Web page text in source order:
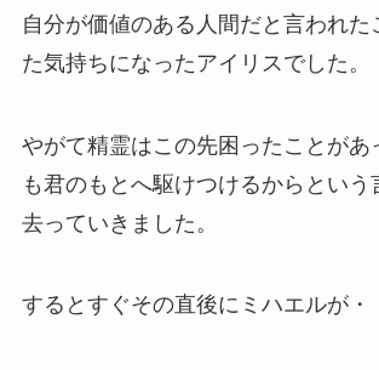
自分が価値のある人間だと言われた
た気持ちになったアイリスでした。
やがて精霊はこの先困ったことがあ
も君のもとへ駆けつけるからという
去っていきました。
するとすぐその直後にミハエルが・